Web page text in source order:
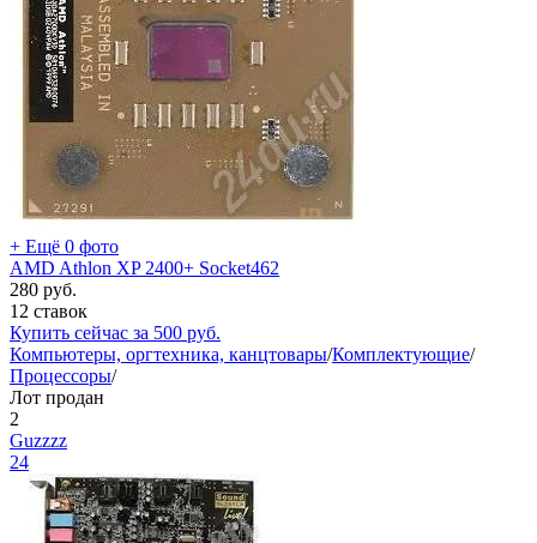
+ Ещё 0 фото
AMD Athlon XP 2400+ Socket462
280 руб.
12 ставок
Купить сейчас за 500 руб.
Компьютеры, оргтехника, канцтовары/Комплектующие/
Процессоры/
Лот продан
2
Guzzzz
24